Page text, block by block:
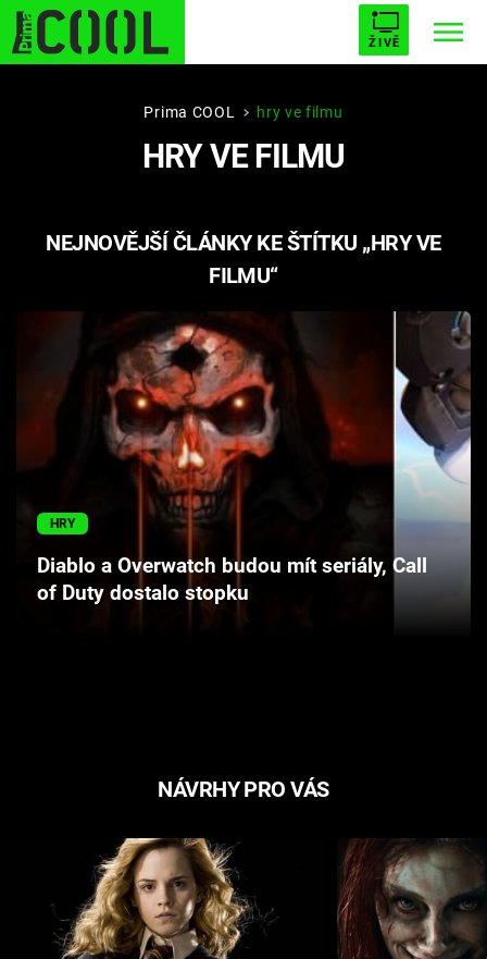
ŽIVĚ
STARHOUSE BUFFY, PŘEMOŽITELKA UPÍRŮ
PLNEJ KOTEL AVENGERS 5
Seriály
Hry
Cool Esport
Pořady
Prima COOL hry ve filmu
HRY VE FILMU
NEJNOVĚJŠÍ ČLÁNKY KE ŠTÍTKU „HRY VE
FILMU“
HRY
Diablo a Overwatch budou mít seriály, Call
of Duty dostalo stopku
NÁVRHY PRO VÁS